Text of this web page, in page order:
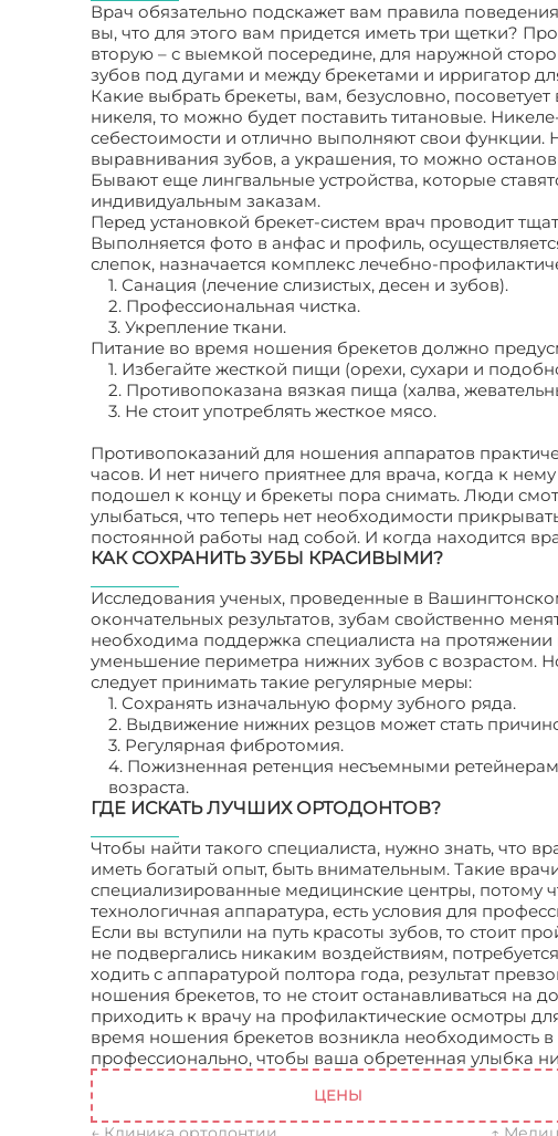
Врач обязательно подскажет вам правила
вы, что для этого вам придется иметь три щетки?
вторую – с выемкой посередине, для наружной
зубов под дугами и между брекетами и ирригатор
Какие выбрать брекеты, вам, безусловно,
никеля, то можно будет поставить титановые.
себестоимости и отлично выполняют свои функции.
выравнивания зубов, а украшения, то можно
Бывают еще лингвальные устройства, которые
индивидуальным заказам.
Перед установкой брекет-систем врач проводит
Выполняется фото в анфас и профиль,
слепок, назначается комплекс лечебно-
1. Санация (лечение слизистых, десен и зубов).
2. Профессиональная чистка.
3. Укрепление ткани.
Питание во время ношения брекетов должно
1. Избегайте жесткой пищи (орехи, сухари и
2. Противопоказана вязкая пища (халва,
3. Не стоит употреблять жесткое мясо.
Противопоказаний для ношения аппаратов
часов. И нет ничего приятнее для врача, когда к
подошел к концу и брекеты пора снимать. Люди
улыбаться, что теперь нет необходимости
постоянной работы над собой. И когда находится
КАК СОХРАНИТЬ ЗУБЫ КРАСИВЫМИ?
Исследования ученых, проведенные в
окончательных результатов, зубам свойственно
необходима поддержка специалиста на
уменьшение периметра нижних зубов с возрастом.
следует принимать такие регулярные меры:
1. Сохранять изначальную форму зубного ряда.
2. Выдвижение нижних резцов может стать
3. Регулярная фибротомия.
4. Пожизненная ретенция несъемными
возраста.
ГДЕ ИСКАТЬ ЛУЧШИХ ОРТОДОНТОВ?
Чтобы найти такого специалиста, нужно знать, что
иметь богатый опыт, быть внимательным. Такие
специализированные медицинские центры, потому
технологичная аппаратура, есть условия для
Если вы вступили на путь красоты зубов, то стоит
не подвергались никаким воздействиям,
ходить с аппаратурой полтора года, результат
ношения брекетов, то не стоит останавливаться на
приходить к врачу на профилактические осмотры
время ношения брекетов возникла необходимость
профессионально, чтобы ваша обретенная улыбка
ЦЕНЫ